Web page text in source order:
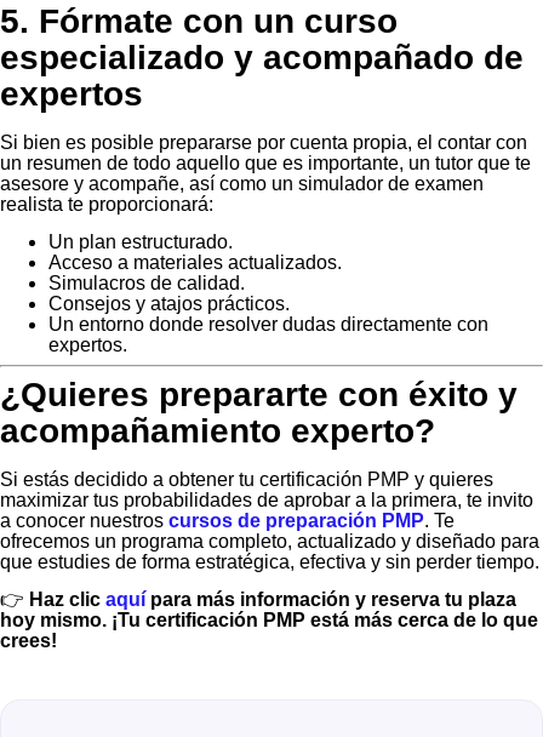
5. Fórmate con un curso
especializado y acompañado de
expertos
Si bien es posible prepararse por cuenta propia, el contar con
un resumen de todo aquello que es importante, un tutor que te
asesore y acompañe, así como un simulador de examen
realista te proporcionará:
Un plan estructurado.
Acceso a materiales actualizados.
Simulacros de calidad.
Consejos y atajos prácticos.
Un entorno donde resolver dudas directamente con
expertos.
¿Quieres prepararte con éxito y
acompañamiento experto?
Si estás decidido a obtener tu certificación PMP y quieres
maximizar tus probabilidades de aprobar a la primera, te invito
a conocer nuestros cursos de preparación PMP. Te
ofrecemos un programa completo, actualizado y diseñado para
que estudies de forma estratégica, efectiva y sin perder tiempo.
👉 Haz clic aquí para más información y reserva tu plaza
hoy mismo. ¡Tu certificación PMP está más cerca de lo que
crees!